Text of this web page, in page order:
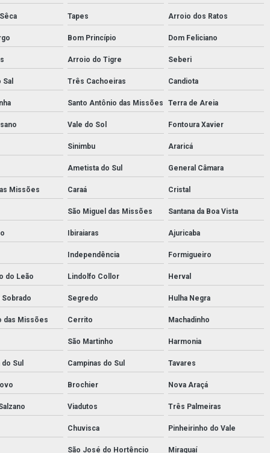
Tapes Arroio dos Ratos
Bom Princípio Dom Feliciano
Arroio do Tigre Seberi
Três Cachoeiras Candiota
Santo Antônio das Missões Terra de Areia
Vale do Sol Fontoura Xavier
Sinimbu Araricá
Ametista do Sul General Câmara
Missões Caraá Cristal
São Miguel das Missões Santana da Boa Vista
Ibiraiaras Ajuricaba
Independência Formigueiro
do Leão Lindolfo Collor Herval
Sobrado Segredo Hulha Negra
das Missões Cerrito Machadinho
São Martinho Harmonia
Sul Campinas do Sul Tavares
Brochier Nova Araçá
Viadutos Três Palmeiras
Chuvisca Pinheirinho do Vale
São José do Hortêncio Miraguaí